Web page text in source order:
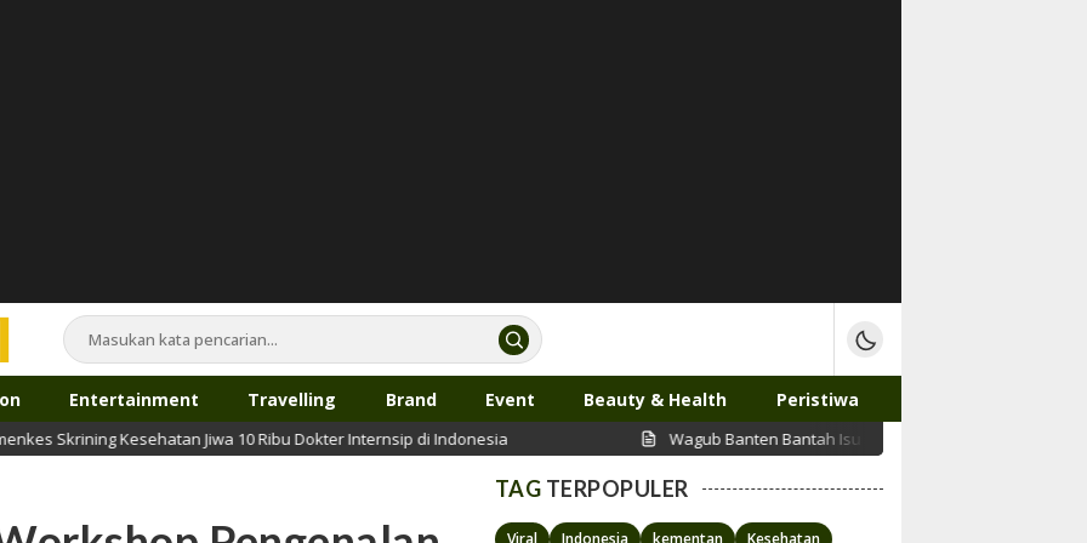
Entertainment Travelling Brand Event Beauty & Health Peristiwa
Kesehatan Jiwa 10 Ribu Dokter Internsip di Indonesia Wagub Banten Bantah Isu Putrinya Pakai APBD untuk Nonton Konser
TAG TERPOPULER
Viral Indonesia kementan
Kesehatan